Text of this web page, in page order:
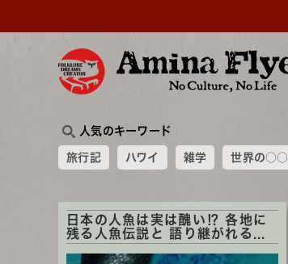
人気のキーワード
旅行記 ハワイ 雑学 世界の○○
日本の人魚は実は醜い⁉ 各地に
残る人魚伝説と 語り継がれる...